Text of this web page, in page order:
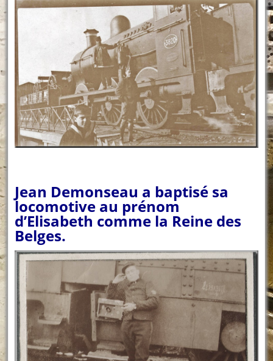
Jean Demonseau a baptisé sa
locomotive au prénom
d’Elisabeth comme la Reine des
Belges.